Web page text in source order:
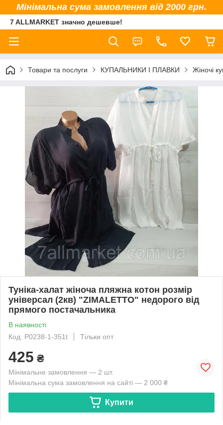
Мінімальна сума замовлення від 2000 грн.
7 ALLMARKET значно дешевше!
Товари та послуги КУПАЛЬНИКИ І ПЛАВКИ Жіночі
Туніка-халат жіноча пляжна котон розмір
універсал (2кв) "ZIMALETTO" недорого від
прямого постачальника
В наявності
Код: P0238-1-351t
Тільки опт
425 ₴
Мінімальне замовлення — 2 шт.
Мінімальна сума замовлення на сайті — 2 000 ₴
Купити